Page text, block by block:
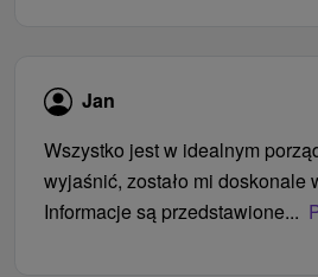
Jan
Wszystko jest w idealnym
wyjaśnić, zostało mi doskonale
Informacje są przedstawione...